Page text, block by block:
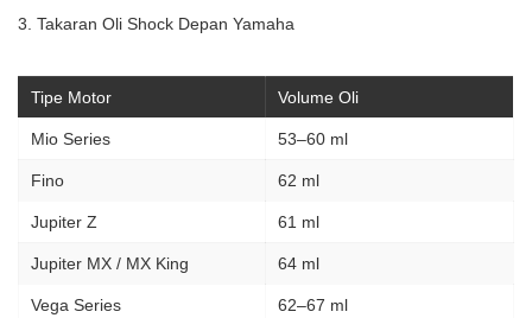
3. Takaran Oli Shock Depan Yamaha
Tipe Motor Volume Oli
Mio Series 53–60 ml
Fino 62 ml
Jupiter Z 61 ml
Jupiter MX / MX King 64 ml
Vega Series 62–67 ml